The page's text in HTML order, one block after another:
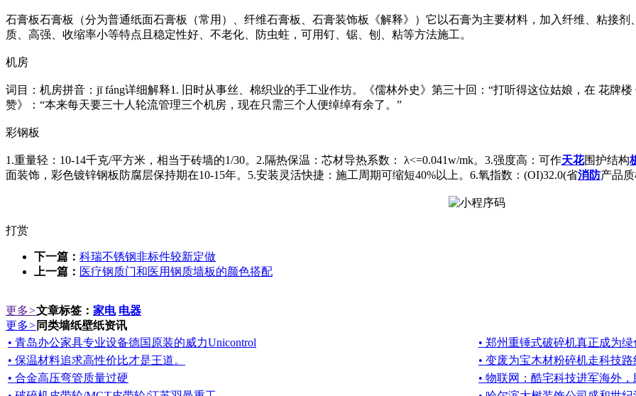
石膏板石膏板（分为普通纸面石膏板（常用）、纤维石膏板、石膏装饰板《解释》）它以石膏为主要材料，加入纤维、粘接剂
质、高强、收缩率小等特点且稳定性好、不老化、防虫蛀，可用钉、锯、刨、粘等方法施工。
机房
词目：机房拼音：jī fáng详细解释1. 旧时从事丝、棉织业的手工业作坊。《儒林外史》第三十回：“打听得这位姑娘，在 花牌楼
赞》：“本来每天要三十人轮流管理三个机房，现在只需三个人便绰绰有余了。”
彩钢板
1.重量轻：10-14千克/平方米，相当于砖墙的1/30。2.隔热保温：芯材导热系数： λ<=0.041w/mk。3.强度高：可作天花围护结构
面装饰，彩色镀锌钢板防腐层保持期在10-15年。5.安装灵活快捷：施工周期可缩短40%以上。6.氧指数：(OI)32.0(省消防产品质
打赏
下一篇： 科瑞不锈钢非标件较新定做
上一篇： 医疗钢质门和医用钢质墙板的颜色搭配
更多>文章标签： 家电 电器
更多> 同类墙纸壁纸资讯
• 青岛办公家具专业设备德国原装的威力Unicontrol
• 郑州重锤式破碎机真正成为
• 保温材料追求高性价比才是王道。
• 变废为宝木材粉碎机走科技
• 合金高压弯管质量过硬
• 物联网：酷宅科技进军海外